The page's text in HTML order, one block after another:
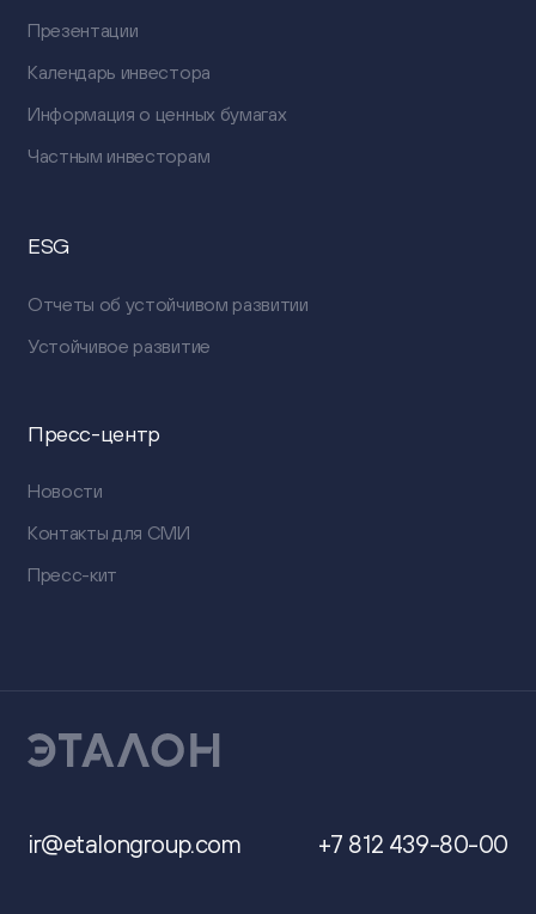
ir@etalongroup.com +7 812 439-80-00
Презентации
Календарь инвестора
Информация о ценных бумагах
Частным инвесторам
ESG
Отчеты об устойчивом развитии
Устойчивое развитие
Пресс-центр
Новости
Контакты для СМИ
Пресс-кит